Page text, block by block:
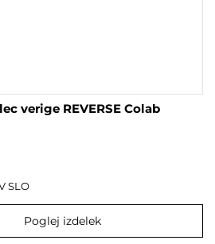
verige REVERSE Colab
SLO
Poglej izdelek